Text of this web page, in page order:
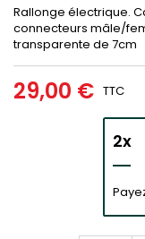
Rallonge électrique.
connecteurs mâle/
transparente de 7cm
29,00 € TTC
2x